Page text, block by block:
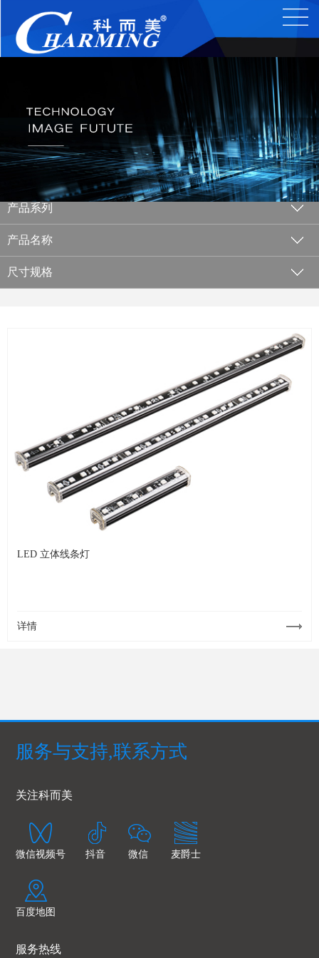
产品系列
产品名称
尺寸规格
LED 立体线条灯
详情
服务与支持,联系方式
关注科而美
微信视频号 抖音 微信 麦爵士
百度地图
服务热线